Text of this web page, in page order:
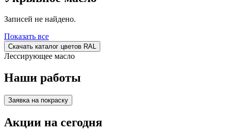
Записей не найдено.
Показать все
Скачать каталог цветов RAL
Лессирующее масло
Наши работы
Заявка на покраску
Акции на сегодня